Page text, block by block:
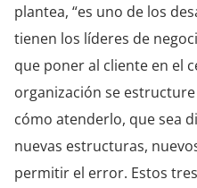
plantea, “es uno de los
tienen los líderes de
que poner al cliente en el
organización se
cómo atenderlo, que sea
nuevas estructuras,
permitir el error. Estos